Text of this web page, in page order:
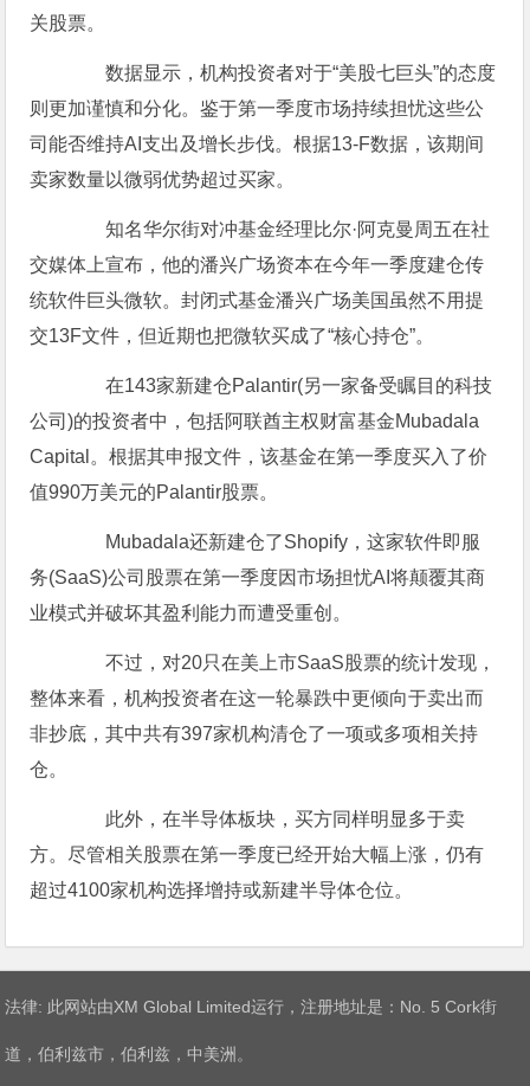
关股票。
数据显示，机构投资者对于“美股七巨头”的态度
则更加谨慎和分化。鉴于第一季度市场持续担忧这些公
司能否维持AI支出及增长步伐。根据13-F数据，该期间
卖家数量以微弱优势超过买家。
知名华尔街对冲基金经理比尔·阿克曼周五在社
交媒体上宣布，他的潘兴广场资本在今年一季度建仓传
统软件巨头微软。封闭式基金潘兴广场美国虽然不用提
交13F文件，但近期也把微软买成了“核心持仓”。
在143家新建仓Palantir(另一家备受瞩目的科技
公司)的投资者中，包括阿联酋主权财富基金Mubadala
Capital。根据其申报文件，该基金在第一季度买入了价
值990万美元的Palantir股票。
Mubadala还新建仓了Shopify，这家软件即服
务(SaaS)公司股票在第一季度因市场担忧AI将颠覆其商
业模式并破坏其盈利能力而遭受重创。
不过，对20只在美上市SaaS股票的统计发现，
整体来看，机构投资者在这一轮暴跌中更倾向于卖出而
非抄底，其中共有397家机构清仓了一项或多项相关持
仓。
此外，在半导体板块，买方同样明显多于卖
方。尽管相关股票在第一季度已经开始大幅上涨，仍有
超过4100家机构选择增持或新建半导体仓位。
法律: 此网站由XM Global Limited运行，注册地址是：No. 5 Cork街
道，伯利兹市，伯利兹，中美洲。